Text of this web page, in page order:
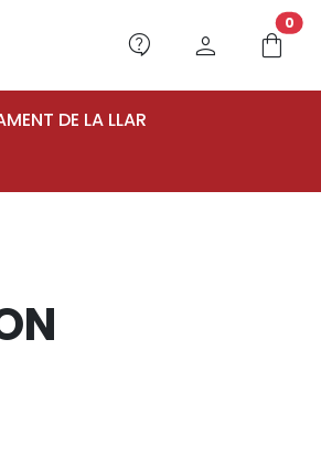
contact_support person shopping_bag
0
DE LA LLAR